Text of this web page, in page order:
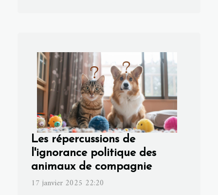
Les répercussions de
l'ignorance politique des
animaux de compagnie
17 janvier 2025 22:20